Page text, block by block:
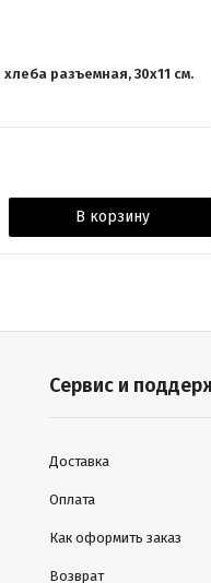
разъемная, 30x11 см.
В корзину
Сервис и
Доставка
Оплата
Как оформить заказ
Возврат